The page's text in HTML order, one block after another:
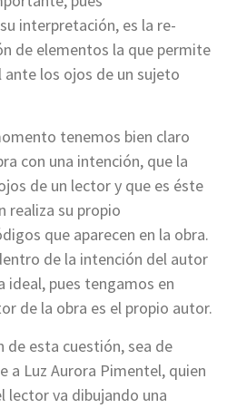
interpretación, es la re-
de elementos la que permite
los ojos de un sujeto
tenemos bien claro
con una intención, que la
de un lector y que es éste
realiza su propio
que aparecen en la obra.
de la intención del autor
ideal, pues tengamos en
de la obra es el propio autor.
de esta cuestión, sea de
a Luz Aurora Pimentel, quien
lector va dibujando una